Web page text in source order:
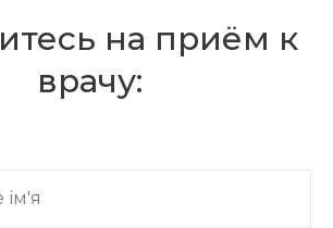
на приём к
врачу: